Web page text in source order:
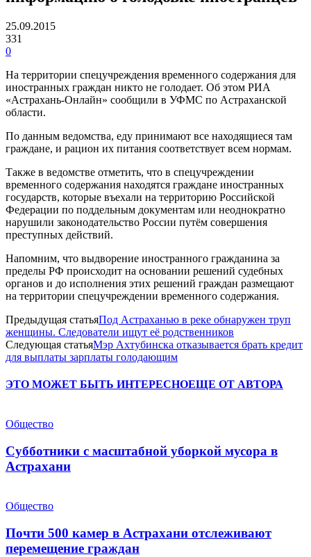
25.09.2015
331
0
На территории спецучреждения временного содержания для
иностранных граждан никто не голодает. Об этом РИА
«Астрахань-Онлайн» сообщили в УФМС по Астраханской
области.
По данным ведомства, еду принимают все находящиеся там
граждане, и рацион их питания соответствует всем нормам.
Также в ведомстве отметить, что в спецучреждении
временного содержания находятся граждане иностранных
государств, которые въехали на территорию Российской
Федерации по поддельным документам или неоднократно
нарушили законодательство России путём совершения
преступных действий.
Напомним, что выдворение иностранного гражданина за
пределы РФ происходит на основании решений судебных
органов и до исполнения этих решений граждан размещают
на территории спецучреждении временного содержания.
Предыдущая статьяПод Астраханью в реке обнаружен труп
женщины. Следователи ищут её родственников
Следующая статьяМэр Ахтубинска отказывается брать кредит
для выплаты зарплаты голодающим
ЭТО МОЖЕТ БЫТЬ ИНТЕРЕСНОЕЩЕ ОТ АВТОРА
Общество
Субботники с масштабной уборкой мусора в
Астрахани
Общество
Почти 500 камер в Астрахани отслеживают
перемещение граждан